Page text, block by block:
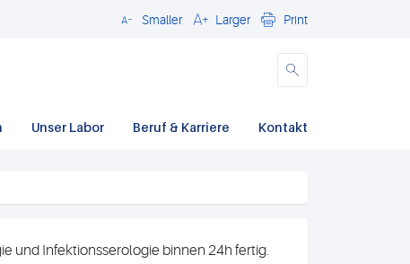
CloseSmaller Larger Print
Unser Labor Beruf & Karriere Kontakt
und Infektionsserologie binnen 24h fertig.